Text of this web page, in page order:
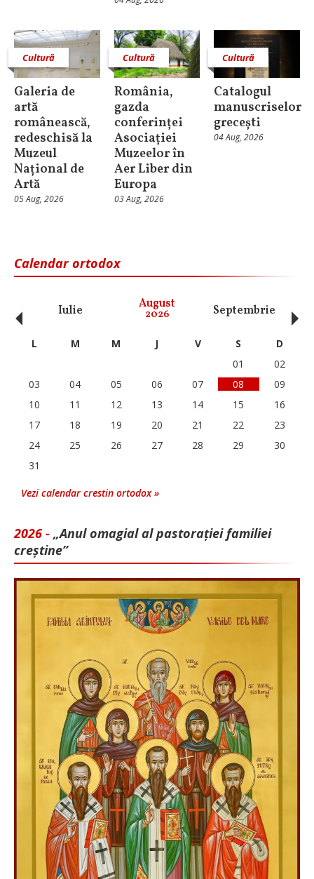
Cultură
Galeria de
artă
românească,
redeschisă la
Muzeul
Național de
Artă
05 Aug, 2026
Cultură
România,
gazda
conferinței
Asociației
Muzeelor în
Aer Liber din
Europa
03 Aug, 2026
Cultură
Catalogul
manuscriselor
grecești
04 Aug, 2026
Calendar ortodox
Iulie August
2026 Septembrie
‹ L M M J V S
D
01
02
03
04 05 06 07 08
09
10
11 12 13 14 15
16
17
18 19 20 21 22
23
24
25 26 27 28 29
30
31
Vezi calendar crestin ortodox »
2026 - „Anul omagial al pastorației familiei
creștine”